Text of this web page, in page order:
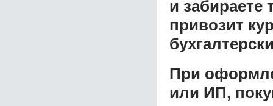
и забираете
привозит
При
или ИП,